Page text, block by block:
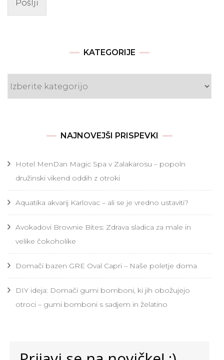
Pošlji
KATEGORIJE
NAJNOVEJŠI PRISPEVKI
Hotel MenDan Magic Spa v Zalakarosu – popoln
družinski vikend oddih z otroki
Aquatika akvarij Karlovac – ali se je vredno ustaviti?
Avokadovi Brownie Bites: Zdrava sladica za male in
velike čokoholike
Domači bazen GRE Oval Capri – Naše poletje doma
DIY ideja: Domači gumi bomboni, ki jih obožujejo
otroci – gumi bomboni s sadjem in želatino